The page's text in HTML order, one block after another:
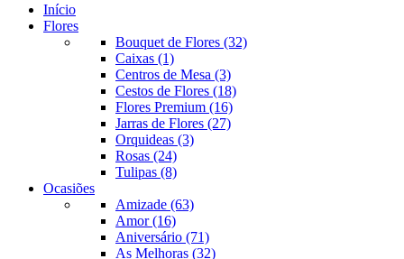
Início
Flores
Bouquet de Flores (32)
Caixas (1)
Centros de Mesa (3)
Cestos de Flores (18)
Flores Premium (16)
Jarras de Flores (27)
Orquideas (3)
Rosas (24)
Tulipas (8)
Ocasiões
Amizade (63)
Amor (16)
Aniversário (71)
As Melhoras (32)